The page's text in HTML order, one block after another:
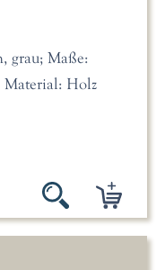
grau; Maße:
Material: Holz